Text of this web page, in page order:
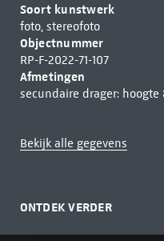
Soort kunstwerk
foto, stereofoto
Objectnummer
RP-F-2022-71-107
Afmetingen
secundaire drager: hoogte
Bekijk alle gegevens
ONTDEK VERDER